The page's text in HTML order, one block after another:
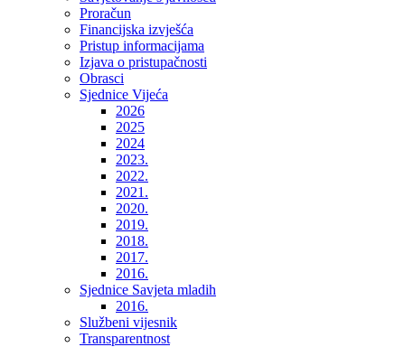
Proračun
Financijska izvješća
Pristup informacijama
Izjava o pristupačnosti
Obrasci
Sjednice Vijeća
2026
2025
2024
2023.
2022.
2021.
2020.
2019.
2018.
2017.
2016.
Sjednice Savjeta mladih
2016.
Službeni vijesnik
Transparentnost